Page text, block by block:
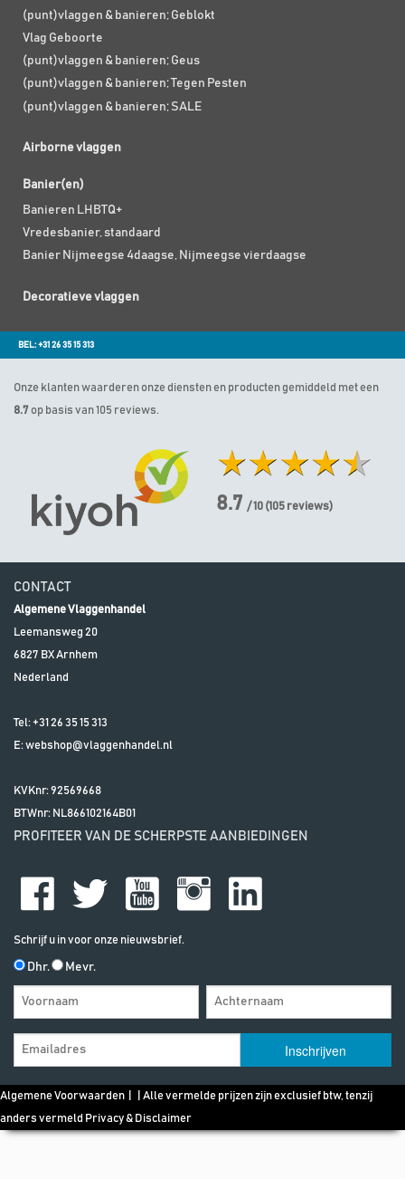
(punt)vlaggen & banieren; Geblokt
Vlag Geboorte
(punt)vlaggen & banieren; Geus
(punt)vlaggen & banieren; Tegen Pesten
(punt)vlaggen & banieren; SALE
Airborne vlaggen
Banier(en)
Banieren LHBTQ+
Vredesbanier, standaard
Banier Nijmeegse 4daagse, Nijmeegse vierdaagse
Decoratieve vlaggen
BEL: +31 26 35 15 313
Onze klanten waarderen onze diensten en producten gemiddeld met een
8.7 op basis van 105 reviews.
8.7 / 10 (105 reviews)
CONTACT
Algemene Vlaggenhandel
Leemansweg 20
6827 BXArnhem
Nederland
Tel: +31 26 35 15 313
E:webshop@vlaggenhandel.nl
KVKnr: 92569668
BTWnr: NL866102164B01
PROFITEER VAN DE SCHERPSTE AANBIEDINGEN
Schrijf u in voor onze nieuwsbrief.
Dhr. Mevr.
Algemene Voorwaarden | | Alle vermelde prijzen zijn exclusief btw, tenzij
anders vermeld Privacy & Disclaimer